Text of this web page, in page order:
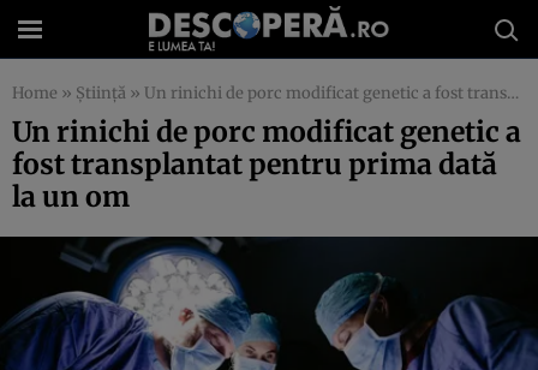
Home » Știință » Un rinichi de porc modificat genetic a fost transplantat pentru prima dată la un om
Un rinichi de porc modificat genetic a
fost transplantat pentru prima dată
la un om